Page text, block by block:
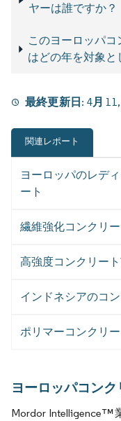
ヤーは誰ですか？
このヨーロッパコ
はどの年を対象と
最終更新日: 4月
関連レポート
ヨーロッパのレデ
ート
繊維強化コンクリ
高強度コンクリー
インドネシアのコ
ポリマーコンクリ
ヨーロッパコン
Mordor Intelligence™